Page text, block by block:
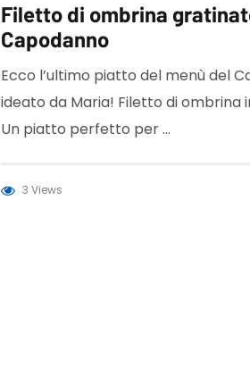
Filetto di ombrina
Capodanno
Ecco l’ultimo piatto del menù del
ideato da Maria! Filetto di ombrina
Un piatto perfetto per …
3 Views